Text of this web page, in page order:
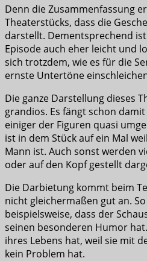
Denn die Zusammenfassung
Theaterstücks, dass die
darstellt. Dementsprechend
Episode auch eher leicht und
sich trotzdem, wie es für die
ernste Untertöne
Die ganze Darstellung dieses
grandios. Es fängt schon
einiger der Figuren quasi
ist in dem Stück auf ein Mal
Mann ist. Auch sonst werden
oder auf den Kopf gestellt
Die Darbietung kommt beim
nicht gleichermaßen gut an.
beispielsweise, dass der
seinen besonderen Humor
ihres Lebens hat, weil sie mit
kein Problem hat.